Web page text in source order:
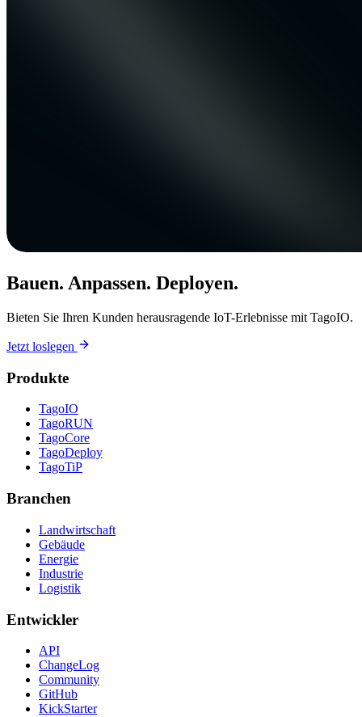
Bauen. Anpassen. Deployen.
Bieten Sie Ihren Kunden herausragende IoT-Erlebnisse mit TagoIO.
Jetzt loslegen
Produkte
TagoIO
TagoRUN
TagoCore
TagoDeploy
TagoTiP
Branchen
Landwirtschaft
Gebäude
Energie
Industrie
Logistik
Entwickler
API
ChangeLog
Community
GitHub
KickStarter